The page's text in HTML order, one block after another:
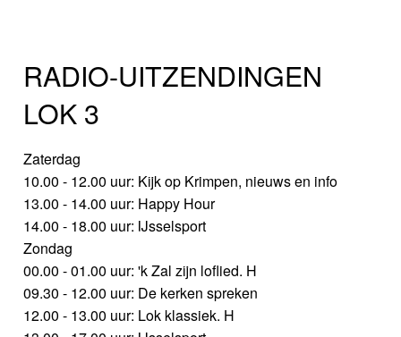
RADIO-UITZENDINGEN
LOK 3
Zaterdag
10.00 - 12.00 uur: Kijk op Krimpen, nieuws en info
13.00 - 14.00 uur: Happy Hour
14.00 - 18.00 uur: IJsselsport
Zondag
00.00 - 01.00 uur: 'k Zal zijn loflied. H
09.30 - 12.00 uur: De kerken spreken
12.00 - 13.00 uur: Lok klassiek. H